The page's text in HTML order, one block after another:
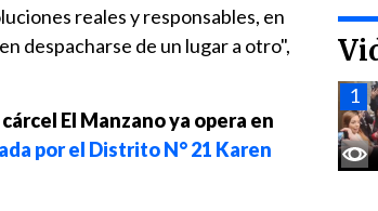
reales y responsables, en
despacharse de un lugar a otro",
El Manzano ya opera en
por el Distrito N° 21 Karen